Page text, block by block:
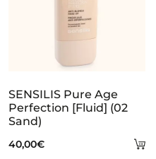
SENSILIS Pure Age
Perfection [Fluid] (02
Sand)
40,00€